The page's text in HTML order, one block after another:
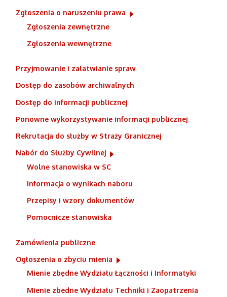
Zgłoszenia o naruszeniu prawa
Zgłoszenia zewnętrzne
Zgłoszenia wewnętrzne
Przyjmowanie i załatwianie spraw
Dostęp do zasobów archiwalnych
Dostęp do informacji publicznej
Ponowne wykorzystywanie informacji publicznej
Rekrutacja do służby w Straży Granicznej
Nabór do Służby Cywilnej
Wolne stanowiska w SC
Informacja o wynikach naboru
Przepisy i wzory dokumentów
Pomocnicze stanowiska
Zamówienia publiczne
Ogłoszenia o zbyciu mienia
Mienie zbędne Wydziału Łączności i Informatyki
Mienie zbedne Wydziału Techniki i Zaopatrzenia